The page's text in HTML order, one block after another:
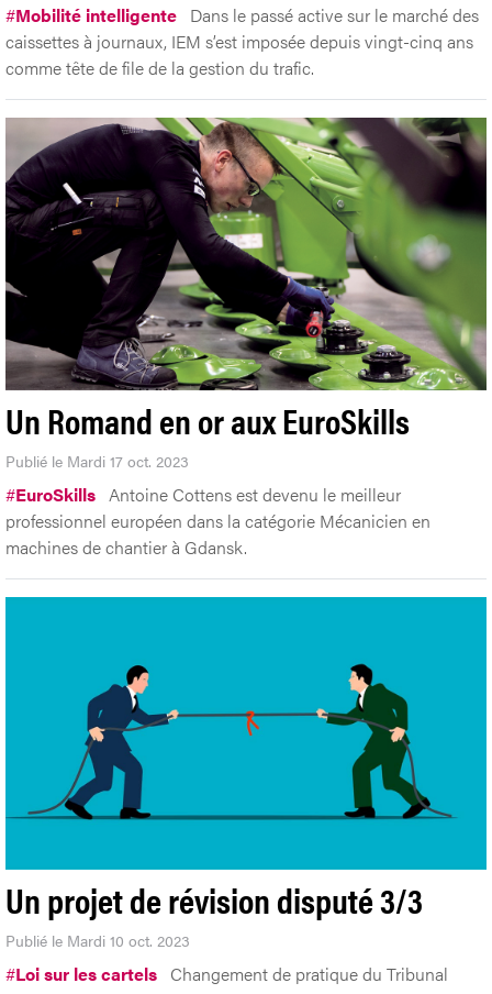
#Mobilité intelligente Dans le passé active sur le marché des
caissettes à journaux, IEM s’est imposée depuis vingt-cinq ans
comme tête de file de la gestion du trafic.
Un Romand en or aux EuroSkills
Publié le Mardi 17 oct. 2023
#EuroSkills Antoine Cottens est devenu le meilleur
professionnel européen dans la catégorie Mécanicien en
machines de chantier à Gdansk.
Un projet de révision disputé 3/3
Publié le Mardi 10 oct. 2023
#Loi sur les cartels Changement de pratique du Tribunal